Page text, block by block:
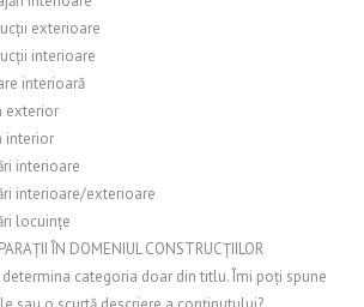
exterioare
interioare
interioară
exterior
interior
interioare
interioare/exterioare
locuințe
ÎN DOMENIUL CONSTRUCȚIILOR
categoria doar din titlu. Îmi poți spune